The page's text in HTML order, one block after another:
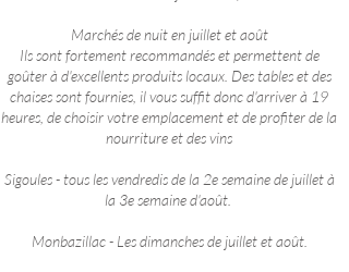
Marchés de nuit en juillet et août
Ils sont fortement recommandés et permettent de
goûter à d'excellents produits locaux. Des tables et des
chaises sont fournies, il vous suffit donc d'arriver à 19
heures, de choisir votre emplacement et de profiter de la
nourriture et des vins
Sigoules - tous les vendredis de la 2e semaine de juillet à
la 3e semaine d'août.
Monbazillac - Les dimanches de juillet et août.